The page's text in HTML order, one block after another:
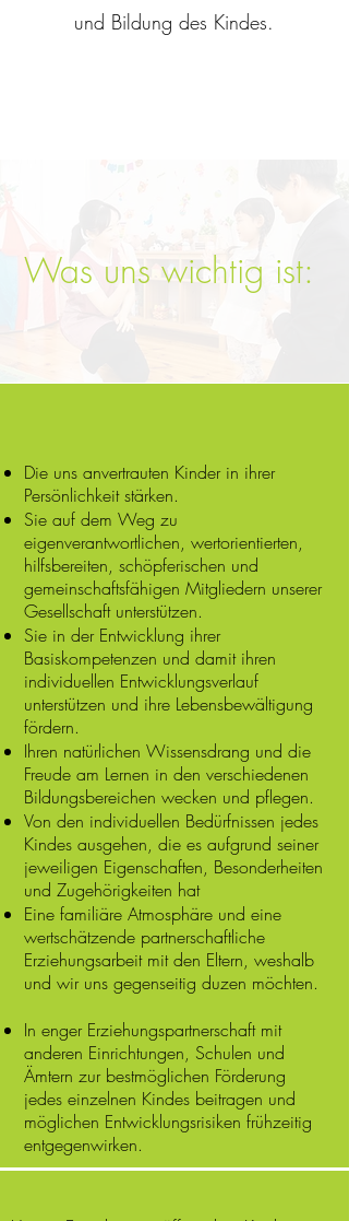
und Bildung des Kindes.
Was uns wichtig ist:
Die uns anvertrauten Kinder in ihrer
Persönlichkeit stärken.
Sie auf dem Weg zu
eigenverantwortlichen, wertorientierten,
hilfsbereiten, schöpferischen und
gemeinschaftsfähigen Mitgliedern unserer
Gesellschaft unterstützen.
Sie in der Entwicklung ihrer
Basiskompetenzen und damit ihren
individuellen Entwicklungsverlauf
unterstützen und ihre Lebensbewältigung
fördern.
Ihren natürlichen Wissensdrang und die
Freude am Lernen in den verschiedenen
Bildungsbereichen wecken und pflegen.
Von den individuellen Bedürfnissen jedes
Kindes ausgehen, die es aufgrund seiner
jeweiligen Eigenschaften, Besonderheiten
und Zugehörigkeiten hat
Eine familiäre Atmosphäre und eine
wertschätzende partnerschaftliche
Erziehungsarbeit mit den Eltern, weshalb
und wir uns gegenseitig duzen möchten.
In enger Erziehungspartnerschaft mit
anderen Einrichtungen, Schulen und
Ämtern zur bestmöglichen Förderung
jedes einzelnen Kindes beitragen und
möglichen Entwicklungsrisiken frühzeitig
entgegenwirken.